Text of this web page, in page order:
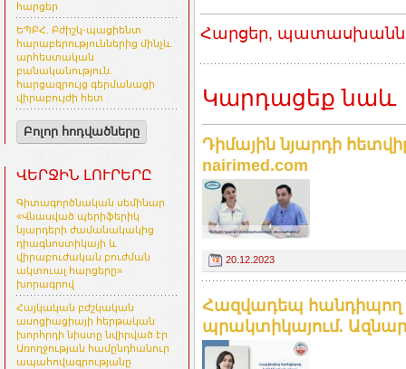
հարցեր
ԵՊԲՀ. Բժիշկ-պացիենտ
հարաբերություններից մինչև
արհեստական
բանականություն.
հարցազրույց գերմանացի
վիրաբույժի հետ
Բոլոր հոդվածները
ՎԵՐՋԻՆ ԼՈՒՐԵՐԸ
Գիտագործնական սեմինար
«Վնասված պերիֆերիկ
նյարդերի ժամանակակից
դիագնոստիկայի և
վիրաբուժական բուժման
ակտուալ հարցերը»
խորագրով
Հայկական բժշկական
ասոցիացիայի հերթական
խորհրդի նիստը նվիրված էր
Առողջության համընդհանուր
ապահովագրությանը
Հարցեր,
Կարդացեք նաև
Դիմային նյարդի
nairimed.com
20.12.2023
Հազվադեպ հանդիպող
պրակտիկայում. Ազնար